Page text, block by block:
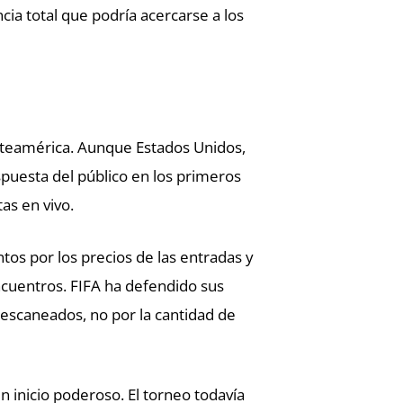
total que podría acercarse a los
Aunque Estados Unidos,
del público en los primeros
en vivo.
por los precios de las entradas y
FIFA ha defendido sus
no por la cantidad de
inicio poderoso. El torneo todavía